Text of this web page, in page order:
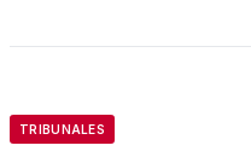
TRIBUNALES